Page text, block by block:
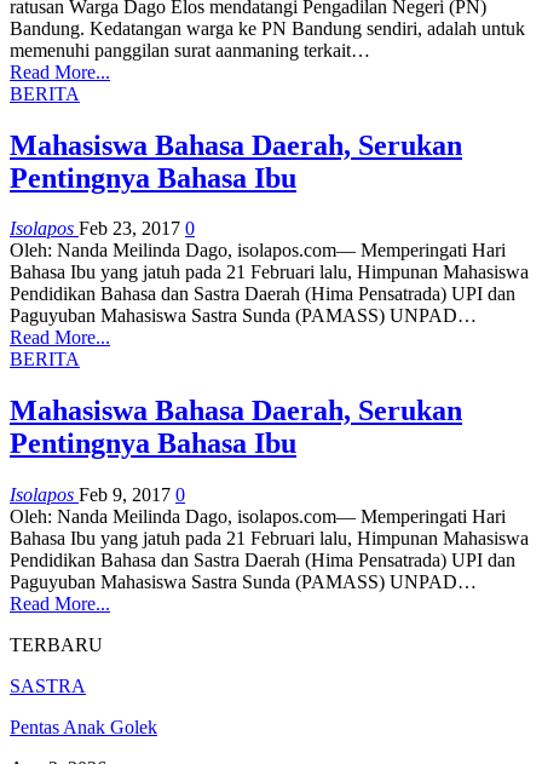
ratusan Warga Dago Elos mendatangi Pengadilan Negeri (PN)
Bandung. Kedatangan warga ke PN Bandung sendiri, adalah untuk
memenuhi panggilan surat aanmaning terkait…
Read More...
BERITA
Mahasiswa Bahasa Daerah, Serukan
Pentingnya Bahasa Ibu
Isolapos Feb 23, 2017 0
Oleh: Nanda Meilinda Dago, isolapos.com­— Memperingati Hari
Bahasa Ibu yang jatuh pada 21 Februari lalu, Himpunan Mahasiswa
Pendidikan Bahasa dan Sastra Daerah (Hima Pensatrada) UPI dan
Paguyuban Mahasiswa Sastra Sunda (PAMASS) UNPAD…
Read More...
BERITA
Mahasiswa Bahasa Daerah, Serukan
Pentingnya Bahasa Ibu
Isolapos Feb 9, 2017 0
Oleh: Nanda Meilinda Dago, isolapos.com­— Memperingati Hari
Bahasa Ibu yang jatuh pada 21 Februari lalu, Himpunan Mahasiswa
Pendidikan Bahasa dan Sastra Daerah (Hima Pensatrada) UPI dan
Paguyuban Mahasiswa Sastra Sunda (PAMASS) UNPAD…
Read More...
TERBARU
SASTRA
Pentas Anak Golek